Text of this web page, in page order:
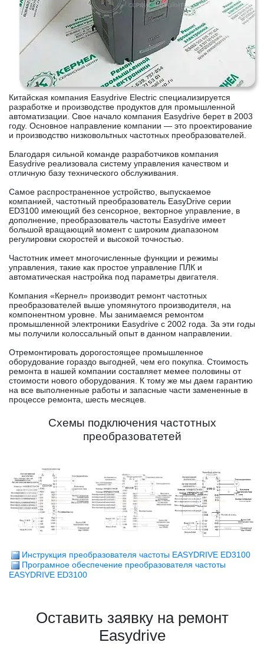
Китайская компания Easydrive Electric специализируется
разработке и производстве продуктов для промышленной
автоматизации. Свое начало компания Easydrive берет в 2003
году. Основное направление компании — это проектирование
и производство низковольтных частотных преобразователей.
Благодаря сильной команде разработчиков компания
Easydrive реализовала систему управления качеством и
отличную базу технического обслуживания.
Самое распространенное устройство, выпускаемое
компанией, частотный преобразователь EasyDrive серии
ED3100 имеющий без сенсорное, векторное управление, в
дополнение, преобразователь частоты Easydrive имеет
большой вращающий момент с широким диапазоном
регулировки скоростей и высокой точностью.
Частотник имеет многочисленные функции и режимы
управления, такие как простое управление ПЛК и
автоматическая настройка под параметры двигателя.
Компания «Кернел» производит ремонт частотных
преобразователей выше упомянутого производителя, на
компонентном уровне. Мы занимаемся ремонтом
промышленной электроники Easydrive с 2002 года. За эти годы
мы получили колоссальный опыт в данном направлении.
Отремонтировать дорогостоящее промышленное
оборудование гораздо выгодней, чем его покупка. Стоимость
ремонта в нашей компании составляет мемее половины от
стоимости нового оборудования. К тому же мы даем гарантию
на все выполненные работы и запасные части замененные в
процессе ремонта, шесть месяцев.
Схемы подключения частотных
преобразоватетей
Инструкция преобразователя частоты EASYDRIVE ED3100
Програмное обеспечение преобразователя частоты
EASYDRIVE ED3100
Оставить заявку на ремонт
Easydrive